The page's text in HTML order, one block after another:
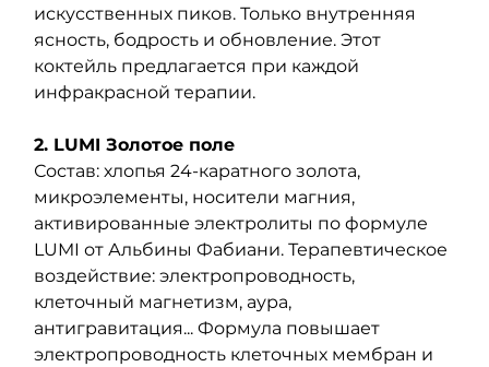
искусственных пиков. Только внутренняя
ясность, бодрость и обновление. Этот
коктейль предлагается при каждой
инфракрасной терапии.
2. LUMI Золотое поле
Состав: хлопья 24-каратного золота,
микроэлементы, носители магния,
активированные электролиты по формуле
LUMI от Альбины Фабиани. Терапевтическое
воздействие: электропроводность,
клеточный магнетизм, аура,
антигравитация... Формула повышает
электропроводность клеточных мембран и